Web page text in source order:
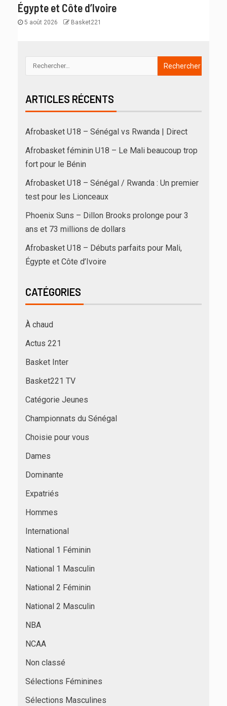
Égypte et Côte d’Ivoire
5 août 2026 Basket221
ARTICLES RÉCENTS
Afrobasket U18 – Sénégal vs Rwanda | Direct
Afrobasket féminin U18 – Le Mali beaucoup trop
fort pour le Bénin
Afrobasket U18 – Sénégal / Rwanda : Un premier
test pour les Lionceaux
Phoenix Suns – Dillon Brooks prolonge pour 3
ans et 73 millions de dollars
Afrobasket U18 – Débuts parfaits pour Mali,
Égypte et Côte d’Ivoire
CATÉGORIES
À chaud
Actus 221
Basket Inter
Basket221 TV
Catégorie Jeunes
Championnats du Sénégal
Choisie pour vous
Dames
Dominante
Expatriés
Hommes
International
National 1 Féminin
National 1 Masculin
National 2 Féminin
National 2 Masculin
NBA
NCAA
Non classé
Sélections Féminines
Sélections Masculines